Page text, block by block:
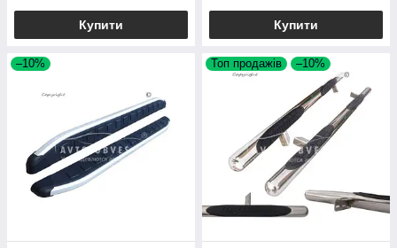
Купити Купити
–10% Топ продажів –10%